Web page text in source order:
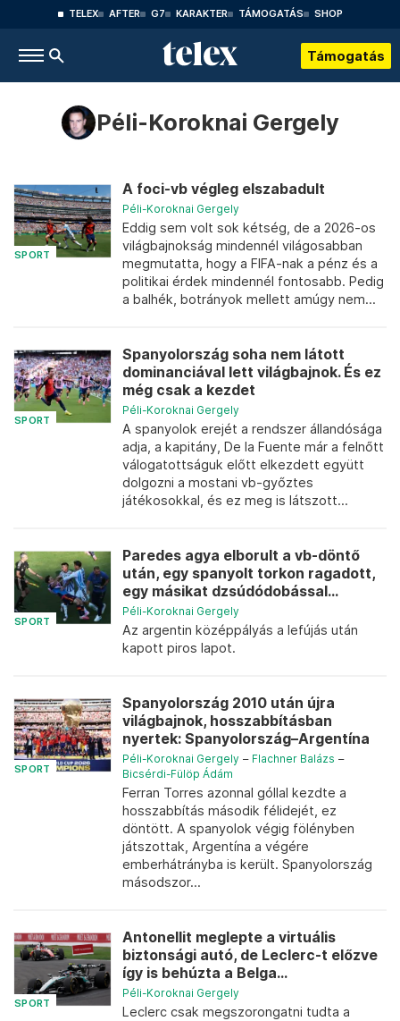
TELEX AFTER G7 KARAKTER TÁMOGATÁS SHOP
Támogatás
Péli-Koroknai Gergely
SPORT
A foci-vb végleg elszabadult
Péli-Koroknai Gergely
Eddig sem volt sok kétség, de a 2026-os
világbajnokság mindennél világosabban
megmutatta, hogy a FIFA-nak a pénz és a
politikai érdek mindennél fontosabb. Pedig
a balhék, botrányok mellett amúgy nem...
SPORT
Spanyolország soha nem látott
dominanciával lett világbajnok. És ez
még csak a kezdet
Péli-Koroknai Gergely
A spanyolok erejét a rendszer állandósága
adja, a kapitány, De la Fuente már a felnőtt
válogatottságuk előtt elkezdett együtt
dolgozni a mostani vb-győztes
játékosokkal, és ez meg is látszott...
SPORT
Paredes agya elborult a vb-döntő
után, egy spanyolt torkon ragadott,
egy másikat dzsúdódobással...
Péli-Koroknai Gergely
Az argentin középpályás a lefújás után
kapott piros lapot.
SPORT
Spanyolország 2010 után újra
világbajnok, hosszabbításban
nyertek: Spanyolország–Argentína
Péli-Koroknai Gergely – Flachner Balázs –
Bicsérdi-Fülöp Ádám
Ferran Torres azonnal góllal kezdte a
hosszabbítás második félidejét, ez
döntött. A spanyolok végig fölényben
játszottak, Argentína a végére
emberhátrányba is került. Spanyolország
másodszor...
SPORT
Antonellit meglepte a virtuális
biztonsági autó, de Leclerc-t előzve
így is behúzta a Belga...
Péli-Koroknai Gergely
Leclerc csak megszorongatni tudta a